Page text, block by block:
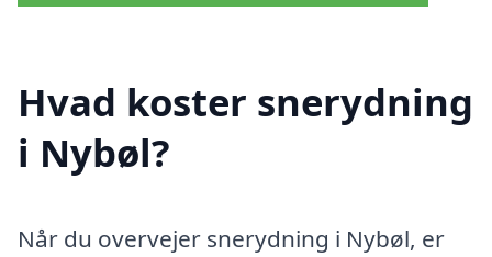
Hvad koster snerydning
i Nybøl?
Når du overvejer snerydning i Nybøl, er